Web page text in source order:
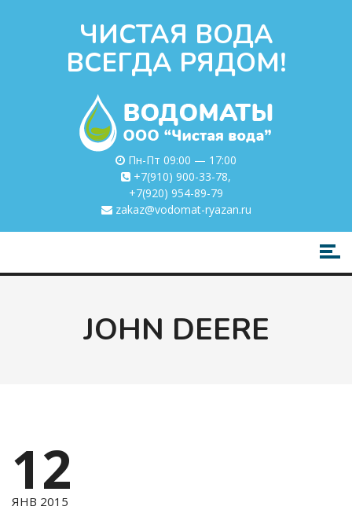
ЧИСТАЯ ВОДА
ВСЕГДА РЯДОМ!
Пн-Пт 09:00 — 17:00
+7(910) 900-33-78,
+7(920) 954-89-79
zakaz@vodomat-ryazan.ru
JOHN DEERE
12
ЯНВ 2015